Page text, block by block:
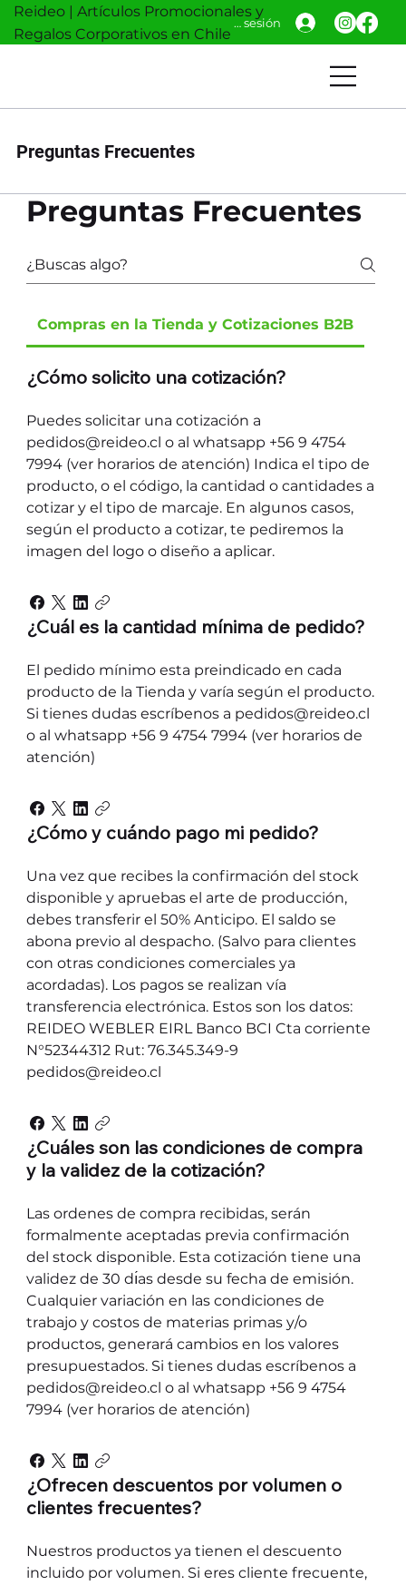
Reideo | Artículos Promocionales y
Regalos Corporativos en Chile
Iniciar sesión
Preguntas Frecuentes
Preguntas Frecuentes
Compras en la Tienda y Cotizaciones B2B
¿Cómo solicito una cotización?
Puedes solicitar una cotización a
pedidos@reideo.cl o al whatsapp +56 9 4754
7994 (ver horarios de atención) Indica el tipo de
producto, o el código, la cantidad o cantidades a
cotizar y el tipo de marcaje. En algunos casos,
según el producto a cotizar, te pediremos la
imagen del logo o diseño a aplicar.
¿Cuál es la cantidad mínima de pedido?
El pedido mínimo esta preindicado en cada
producto de la Tienda y varía según el producto.
Si tienes dudas escríbenos a pedidos@reideo.cl
o al whatsapp +56 9 4754 7994 (ver horarios de
atención)
¿Cómo y cuándo pago mi pedido?
Una vez que recibes la confirmación del stock
disponible y apruebas el arte de producción,
debes transferir el 50% Anticipo. El saldo se
abona previo al despacho. (Salvo para clientes
con otras condiciones comerciales ya
acordadas). Los pagos se realizan vía
transferencia electrónica. Estos son los datos:
REIDEO WEBLER EIRL Banco BCI Cta corriente
N°52344312 Rut: 76.345.349-9
pedidos@reideo.cl
¿Cuáles son las condiciones de compra
y la validez de la cotización?
Las ordenes de compra recibidas, serán
formalmente aceptadas previa confirmación
del stock disponible. Esta cotización tiene una
validez de 30 dı́as desde su fecha de emisión.
Cualquier variación en las condiciones de
trabajo y costos de materias primas y/o
productos, generará cambios en los valores
presupuestados. Si tienes dudas escríbenos a
pedidos@reideo.cl o al whatsapp +56 9 4754
7994 (ver horarios de atención)
¿Ofrecen descuentos por volumen o
clientes frecuentes?
Nuestros productos ya tienen el descuento
incluido por volumen. Si eres cliente frecuente,